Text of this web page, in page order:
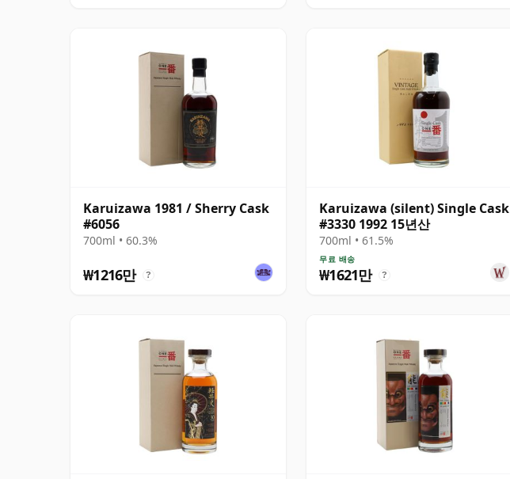
Karuizawa 1981 / Sherry Cask
#6056
700ml • 60.3%
₩1216만 ?
Karuizawa (silent) Single Cask
#3330 1992 15년산
700ml • 61.5%
무료 배송
₩1621만 ?